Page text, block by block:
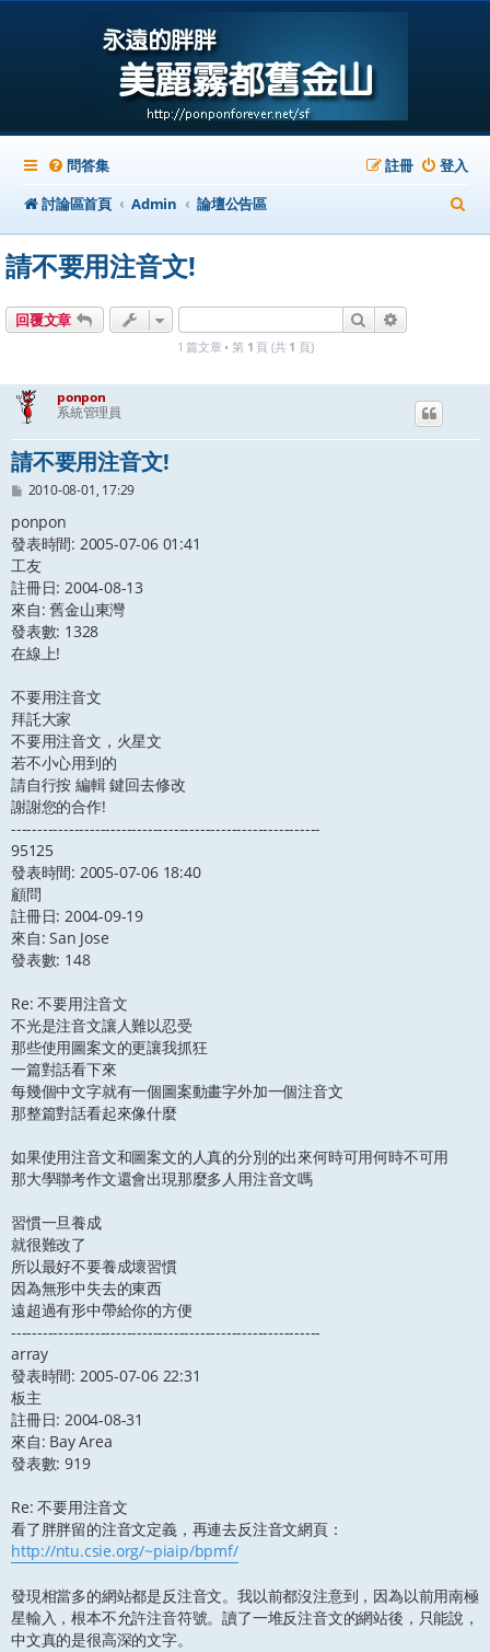
問答集 登入
註冊
討論區首頁
Admin 論壇公告區
尋
請不要用注音文!
回覆文章 搜尋
1 篇文章 • 第 1 頁 (共 1 頁)
ponpon
系統管理員
請不要用注音文!
文
2010-08-01, 17:29
ponpon
發表時間: 2005-07-06 01:41
工友
註冊日: 2004-08-13
來自: 舊金山東灣
發表數: 1328
在線上!
不要用注音文
拜託大家
不要用注音文，火星文
若不小心用到的
請自行按 編輯 鍵回去修改
謝謝您的合作!
-----------------------------------------------------------
95125
發表時間: 2005-07-06 18:40
顧問
註冊日: 2004-09-19
來自: San Jose
發表數: 148
Re: 不要用注音文
不光是注音文讓人難以忍受
那些使用圖案文的更讓我抓狂
一篇對話看下來
每幾個中文字就有一個圖案動畫字外加一個注音文
那整篇對話看起來像什麼
如果使用注音文和圖案文的人真的分別的出來何時可用何時不可用
那大學聯考作文還會出現那麼多人用注音文嗎
習慣一旦養成
就很難改了
所以最好不要養成壞習慣
因為無形中失去的東西
遠超過有形中帶給你的方便
-----------------------------------------------------------
array
發表時間: 2005-07-06 22:31
板主
註冊日: 2004-08-31
來自: Bay Area
發表數: 919
Re: 不要用注音文
看了胖胖留的注音文定義，再連去反注音文網頁：
http://ntu.csie.org/~piaip/bpmf/
發現相當多的網站都是反注音文。我以前都沒注意到，因為以前用南極
星輸入，根本不允許注音符號。讀了一堆反注音文的網站後，只能說，
中文真的是很高深的文字。